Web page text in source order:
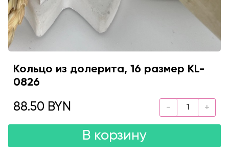
Кольцо из долерита, 16 размер KL-
0826
88.50 BYN
В корзину